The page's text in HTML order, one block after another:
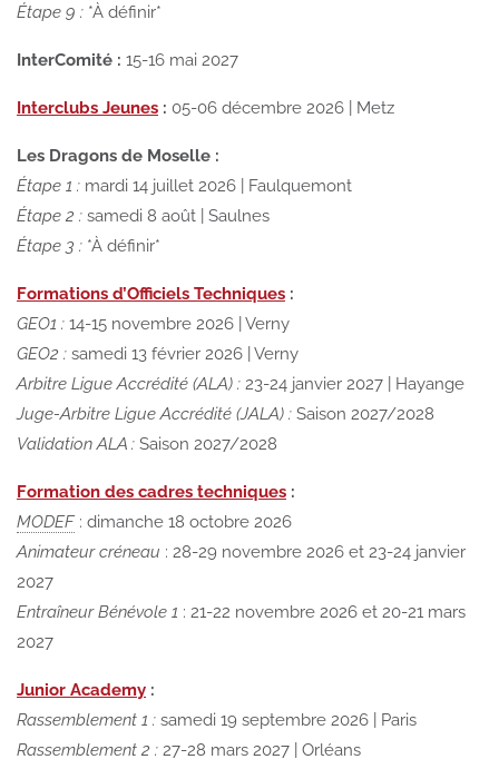
Étape 9 : *À définir*
InterComité : 15-16 mai 2027
Interclubs Jeunes : 05-06 décembre 2026 | Metz
Les Dragons de Moselle :
Étape 1 : mardi 14 juillet 2026 | Faulquemont
Étape 2 : samedi 8 août | Saulnes
Étape 3 : *À définir*
Formations d’Officiels Techniques :
GEO1 : 14-15 novembre 2026 | Verny
GEO2 : samedi 13 février 2026 | Verny
Arbitre Ligue Accrédité (ALA) : 23-24 janvier 2027 | Hayange
Juge-Arbitre Ligue Accrédité (JALA) : Saison 2027/2028
Validation ALA : Saison 2027/2028
Formation des cadres techniques :
MODEF: dimanche 18 octobre 2026
Animateur créneau : 28-29 novembre 2026 et 23-24 janvier
2027
Entraîneur Bénévole 1 : 21-22 novembre 2026 et 20-21 mars
2027
Junior Academy :
Rassemblement 1 : samedi 19 septembre 2026 | Paris
Rassemblement 2 : 27-28 mars 2027 | Orléans